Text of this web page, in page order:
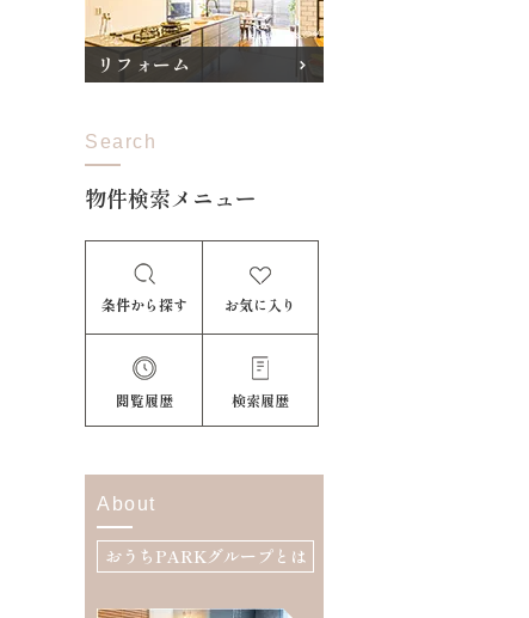
リフォーム
Search
物件検索メニュー
条件から探す お気に入り
閲覧履歴 検索履歴
About
おうちPARKグループとは